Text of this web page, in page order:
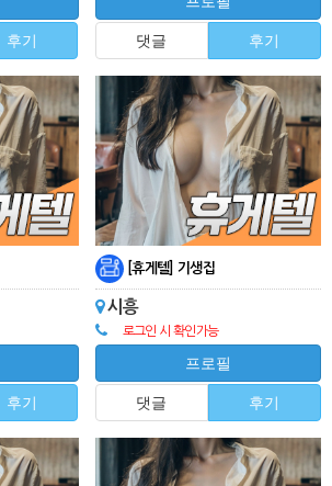
후기 댓글 후기
후기
[휴게텔] 기생집
시흥
로그인 시 확인가능
프로필
댓글 후기